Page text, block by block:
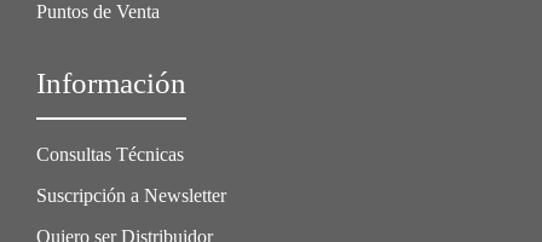
Puntos de Venta
Información
Consultas Técnicas
Suscripción a Newsletter
Quiero ser Distribuidor